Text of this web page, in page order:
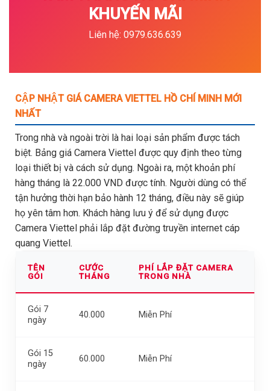
KHUYẾN MÃI
Liên hệ: 0979.636.639
CẬP NHẬT GIÁ CAMERA VIETTEL HỒ CHÍ MINH MỚI
NHẤT
Trong nhà và ngoài trời là hai loại sản phẩm được tách
biệt. Bảng giá Camera Viettel được quy định theo từng
loại thiết bị và cách sử dụng. Ngoài ra, một khoản phí
hàng tháng là 22.000 VND được tính. Người dùng có thể
tận hưởng thời hạn bảo hành 12 tháng, điều này sẽ giúp
họ yên tâm hơn. Khách hàng lưu ý để sử dụng được
Camera Viettel phải lắp đặt đường truyền internet cáp
quang Viettel.
TÊN
GÓI
CƯỚC
THÁNG
PHÍ LẮP ĐẶT CAMERA
TRONG NHÀ
Gói 7
ngày
40.000 Miễn Phí
Gói 15
ngày
60.000 Miễn Phí